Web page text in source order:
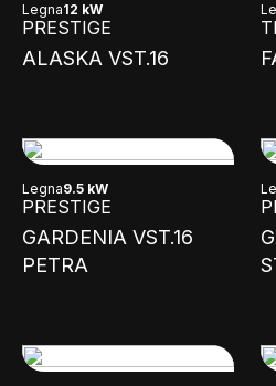
Legna12 kW
PRESTIGE
ALASKA VST.16
Legna9.5 kW
PRESTIGE
GARDENIA VST.16
PETRA